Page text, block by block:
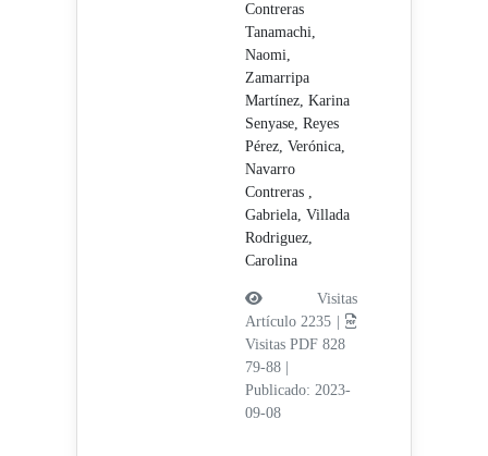
Contreras
Tanamachi,
Naomi,
Zamarripa
Martínez, Karina
Senyase, Reyes
Pérez, Verónica,
Navarro
Contreras ,
Gabriela, Villada
Rodriguez,
Carolina
Visitas
Artículo 2235 |
Visitas PDF 828
79-88
Publicado: 2023-
09-08